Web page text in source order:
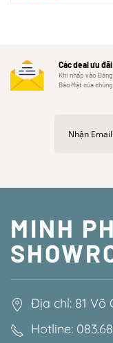
Các deal ưu
Khi nhấp vào
Bảo Mật của
MINH
Địa chỉ: 81 Võ
Hotline: